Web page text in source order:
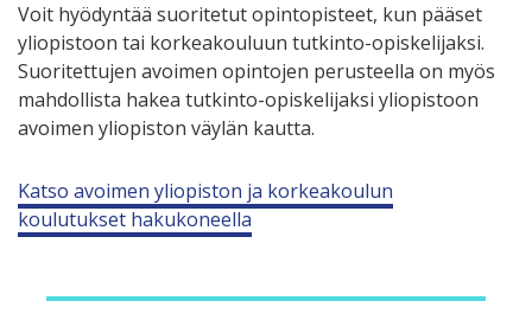
Voit hyödyntää suoritetut opintopisteet, kun pääset
yliopistoon tai korkeakouluun tutkinto-opiskelijaksi.
Suoritettujen avoimen opintojen perusteella on myös
mahdollista hakea tutkinto-opiskelijaksi yliopistoon
avoimen yliopiston väylän kautta.
Katso avoimen yliopiston ja korkeakoulun
koulutukset hakukoneella